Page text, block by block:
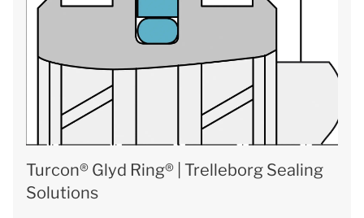
Turcon® Glyd Ring® | Trelleborg Sealing
Solutions